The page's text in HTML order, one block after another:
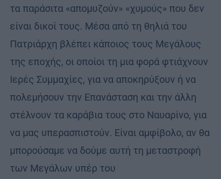
τα παράσιτα «απομυζούν» «χυμούς» που δεν
είναι δικοί τους. Μέσα από τη θηλιά του
Πατριάρχη βλέπει κάποιος τους Μεγάλους
της εποχής, οι οποίοι τη μια φορά φτιάχνουν
Ιερές Συμμαχίες, για να αποκηρύξουν ή να
πολεμήσουν την Επανάσταση και την άλλη
στέλνουν τα καράβια τους στο Ναυαρίνο, για
να μας υπερασπιστούν. Είναι αμφίβολο, αν θα
μπορούσαμε να δούμε αυτή τη μεταστροφή
των Μεγάλων υπέρ του